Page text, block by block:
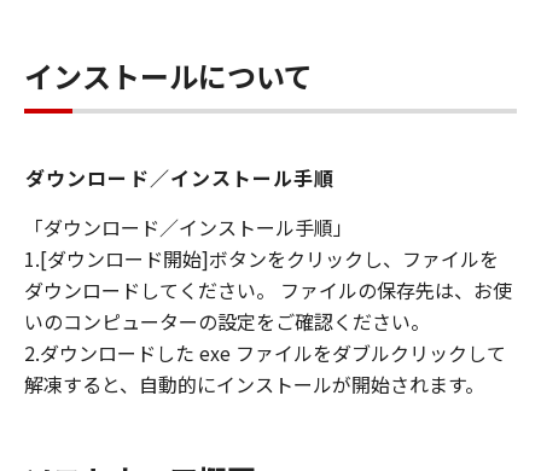
「本ソフトウエア」及びその複製物に係る
権限及び所有権は、その内容によりキヤノ
ます。
「許諾ソフトウエア」が、CD-ROM等の記
憶媒体に格納されて提供されている場合、
キヤノンは、お客様が「許諾ソフトウエ
ア」を購入した日から90日の間、「許諾ソ
フトウエア」が格納されている記憶媒体
（以下「メディア」と言います）に物理的
期間中に「メディア」に物理的な欠陥が発
インストールについて
ダウンロード／インストール手順
「ダウンロード／インストール手順」
1.[ダウンロード開始]ボタンをクリックし、ファイルを
ダウンロードしてください。 ファイルの保存先は、お使
いのコンピューターの設定をご確認ください。
2.ダウンロードした exe ファイルをダブルクリックして
解凍すると、自動的にインストールが開始されます。